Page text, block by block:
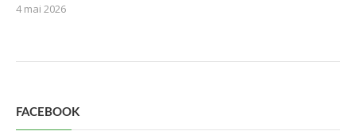
4 mai 2026
FACEBOOK